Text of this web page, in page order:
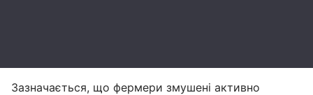
Зазначається, що фермери змушені активно